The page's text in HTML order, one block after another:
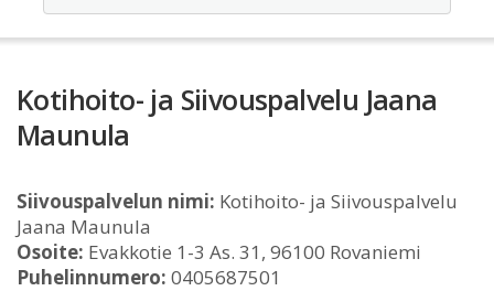
Kotihoito- ja Siivouspalvelu Jaana
Maunula
Siivouspalvelun nimi: Kotihoito- ja Siivouspalvelu
Jaana Maunula
Osoite: Evakkotie 1-3 As. 31, 96100 Rovaniemi
Puhelinnumero: 0405687501